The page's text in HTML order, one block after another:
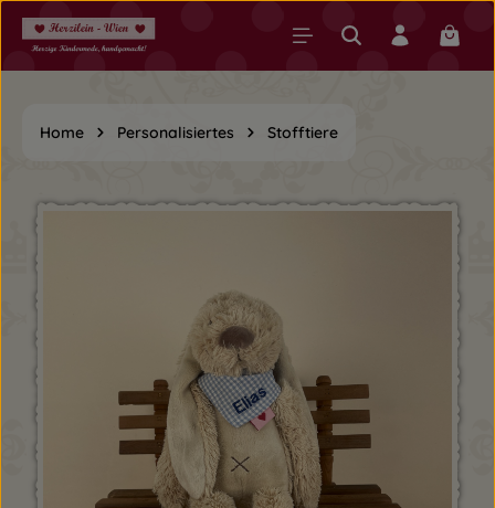
Zum Hauptinhalt springen
Home Personalisiertes Stofftiere
Bildergalerie überspringen